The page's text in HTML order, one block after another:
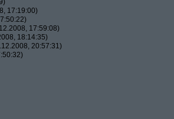
17:19:00)
17:59:08)
18:14:35)
20:57:31)